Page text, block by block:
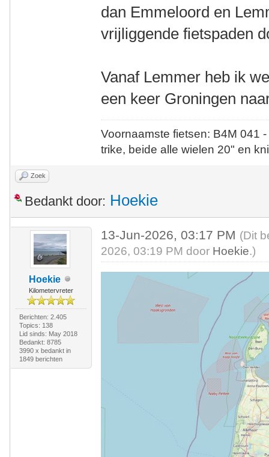
dan Emmeloord en
vrijliggende fietspaden
Vanaf Lemmer heb ik
een keer Groningen
Voornaamste fietsen: B4M
trike, beide alle wielen 20" en
Zoek
Bedankt door: Hoekie
Hoekie
Kilometervreter
Berichten: 2.405
Topics: 138
Lid sinds: May 2018
Bedankt: 8785
3990 x bedankt in
1849 berichten
13-Jun-2026, 03:17 PM (Dit
2026, 03:19 PM door Hoekie.)